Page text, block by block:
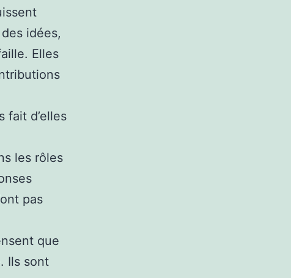
idées,
Elles
fait d’elles
les rôles
pas
que
Ils sont